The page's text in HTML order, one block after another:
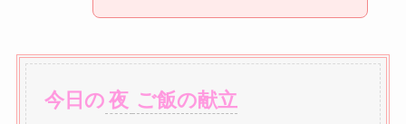
今日の 夜 ご飯の献立